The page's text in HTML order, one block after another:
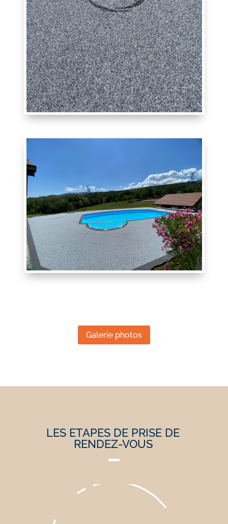
Galerie photos
LES ETAPES DE PRISE DE
RENDEZ-VOUS
